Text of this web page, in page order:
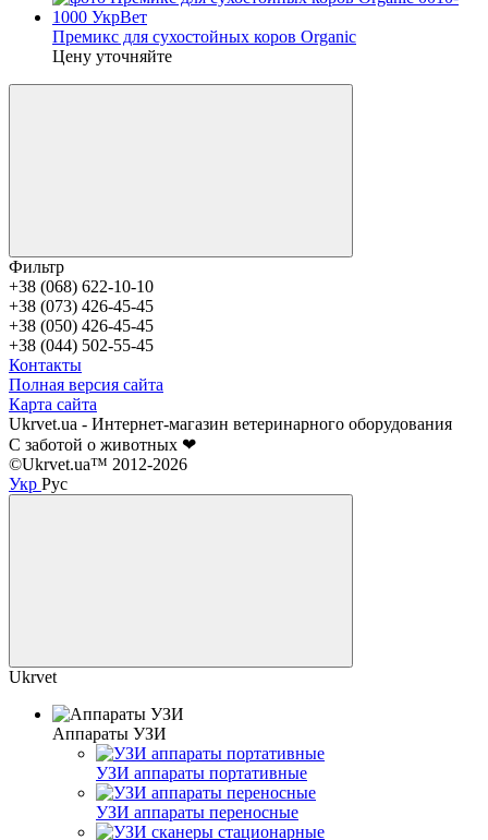
Премикс для сухостойных коров Organic
Цену уточняйте
Фильтр
+38 (068) 622-10-10
+38 (073) 426-45-45
+38 (050) 426-45-45
+38 (044) 502-55-45
Контакты
Полная версия сайта
Карта сайта
Ukrvet.ua - Интернет-магазин ветеринарного оборудования
С заботой о животных ❤
©Ukrvet.ua™ 2012-2026
Укр Рус
Ukrvet
Аппараты УЗИ
УЗИ аппараты портативные
УЗИ аппараты переносные